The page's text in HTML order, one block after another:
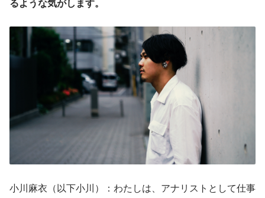
小川麻衣（以下小川）：わたしは、アナリストとして仕事